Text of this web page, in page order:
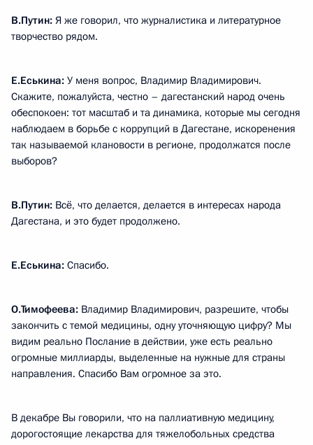
В.Путин: Я же говорил, что журналистика и литературное
творчество рядом.
Е.Еськина: У меня вопрос, Владимир Владимирович.
Скажите, пожалуйста, честно – дагестанский народ очень
обеспокоен: тот масштаб и та динамика, которые мы сегодня
наблюдаем в борьбе с коррупций в Дагестане, искоренения
так называемой клановости в регионе, продолжатся после
выборов?
В.Путин: Всё, что делается, делается в интересах народа
Дагестана, и это будет продолжено.
Е.Еськина: Спасибо.
О.Тимофеева: Владимир Владимирович, разрешите, чтобы
закончить с темой медицины, одну уточняющую цифру? Мы
видим реально Послание в действии, уже есть реально
огромные миллиарды, выделенные на нужные для страны
направления. Спасибо Вам огромное за это.
В декабре Вы говорили, что на паллиативную медицину,
дорогостоящие лекарства для тяжелобольных средства